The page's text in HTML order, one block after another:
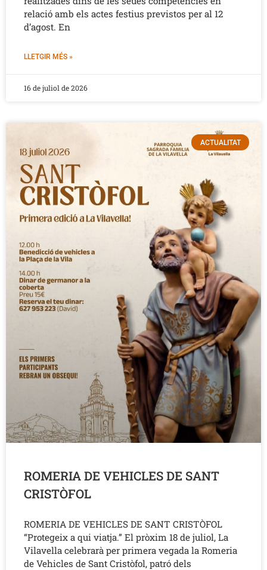
relació amb els actes festius previstos per al 12
d’agost. En
LLETGIR MÉS »
16 de juliol de 2026
ACTUALITAT
ROMERIA DE VEHICLES DE SANT
CRISTÒFOL
ROMERIA DE VEHICLES DE SANT CRISTÒFOL
“Protegeix a qui viatja.” El pròxim 18 de juliol, La
Vilavella celebrarà per primera vegada la Romeria
de Vehicles de Sant Cristòfol, patró dels